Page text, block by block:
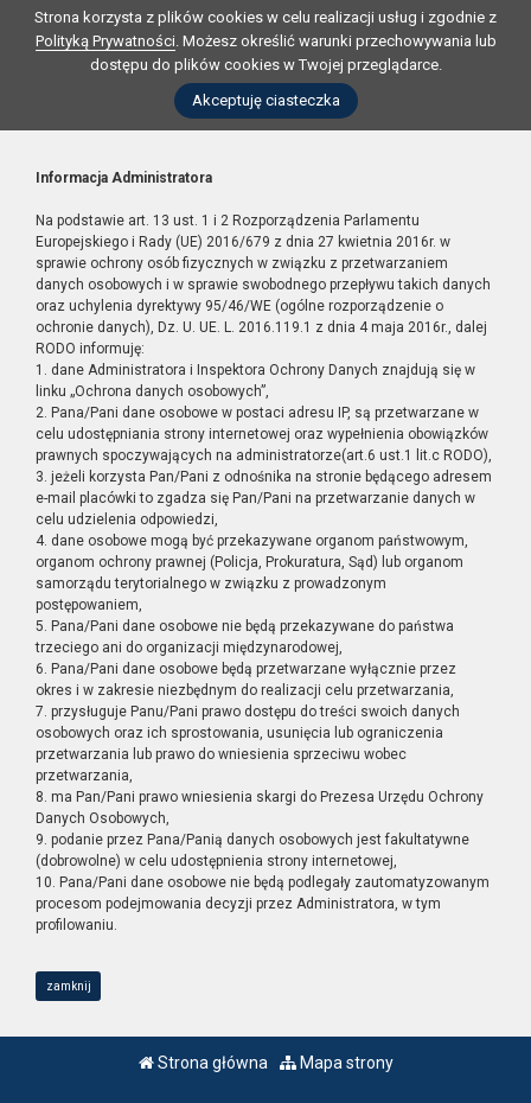
Strona korzysta z plików cookies w celu realizacji usług i zgodnie z
Polityką Prywatności. Możesz określić warunki przechowywania lub
dostępu do plików cookies w Twojej przeglądarce.
Akceptuję ciasteczka
Informacja Administratora
Na podstawie art. 13 ust. 1 i 2 Rozporządzenia Parlamentu
Europejskiego i Rady (UE) 2016/679 z dnia 27 kwietnia 2016r. w
sprawie ochrony osób fizycznych w związku z przetwarzaniem
danych osobowych i w sprawie swobodnego przepływu takich danych
oraz uchylenia dyrektywy 95/46/WE (ogólne rozporządzenie o
ochronie danych), Dz. U. UE. L. 2016.119.1 z dnia 4 maja 2016r., dalej
RODO informuję:
1. dane Administratora i Inspektora Ochrony Danych znajdują się w
linku „Ochrona danych osobowych”,
2. Pana/Pani dane osobowe w postaci adresu IP, są przetwarzane w
celu udostępniania strony internetowej oraz wypełnienia obowiązków
prawnych spoczywających na administratorze(art.6 ust.1 lit.c RODO),
3. jeżeli korzysta Pan/Pani z odnośnika na stronie będącego adresem
e-mail placówki to zgadza się Pan/Pani na przetwarzanie danych w
celu udzielenia odpowiedzi,
4. dane osobowe mogą być przekazywane organom państwowym,
organom ochrony prawnej (Policja, Prokuratura, Sąd) lub organom
samorządu terytorialnego w związku z prowadzonym
postępowaniem,
5. Pana/Pani dane osobowe nie będą przekazywane do państwa
trzeciego ani do organizacji międzynarodowej,
6. Pana/Pani dane osobowe będą przetwarzane wyłącznie przez
okres i w zakresie niezbędnym do realizacji celu przetwarzania,
7. przysługuje Panu/Pani prawo dostępu do treści swoich danych
osobowych oraz ich sprostowania, usunięcia lub ograniczenia
przetwarzania lub prawo do wniesienia sprzeciwu wobec
przetwarzania,
8. ma Pan/Pani prawo wniesienia skargi do Prezesa Urzędu Ochrony
Danych Osobowych,
9. podanie przez Pana/Panią danych osobowych jest fakultatywne
(dobrowolne) w celu udostępnienia strony internetowej,
10. Pana/Pani dane osobowe nie będą podlegały zautomatyzowanym
procesom podejmowania decyzji przez Administratora, w tym
profilowaniu.
zamknij
Strona główna Mapa strony